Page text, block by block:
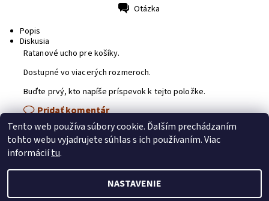
Otázka
Popis
Diskusia
Ratanové ucho pre košíky.
Dostupné vo viacerých rozmeroch.
Buďte prvý, kto napíše príspevok k tejto položke.
Pridať komentár
Artmama.sk | Blog o pedigu | Polartek | Naničmama
Tento web používa súbory cookie. Ďalším prechádzaním
tohto webu vyjadrujete súhlas s ich používaním. Viac
informáciítu.
NASTAVENIE